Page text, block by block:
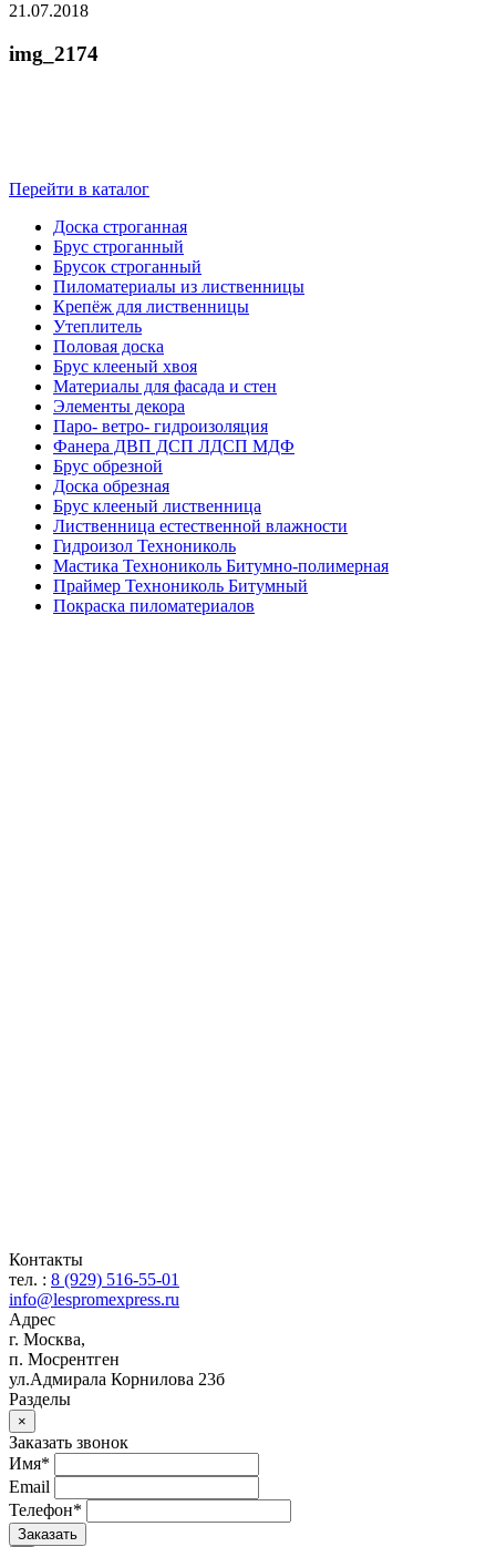
21.07.2018
img_2174
Перейти в каталог
Доска строганная
Брус строганный
Брусок строганный
Пиломатериалы из лиственницы
Крепёж для лиственницы
Утеплитель
Половая доска
Брус клееный хвоя
Материалы для фасада и стен
Элементы декора
Паро- ветро- гидроизоляция
Фанера ДВП ДСП ЛДСП МДФ
Брус обрезной
Доска обрезная
Брус клееный лиственница
Лиственница естественной влажности
Гидроизол Технониколь
Мастика Технониколь Битумно-полимерная
Праймер Технониколь Битумный
Покраска пиломатериалов
Контакты
тел. : 8 (929) 516-55-01
info@lespromexpress.ru
Адрес
г. Москва,
п. Мосрентген
ул.Адмирала Корнилова 23б
Разделы
×
Заказать звонок
Имя*
Email
Телефон*
Заказать